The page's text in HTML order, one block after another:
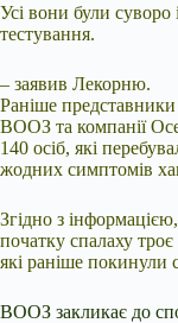
Усі вони були суворо
тестування.
– заявив Лекорню.
Раніше представники
ВООЗ та компанії
140 осіб, які
жодних симптомів
Згідно з
початку спалаху
які раніше покинули
ВООЗ закликає до